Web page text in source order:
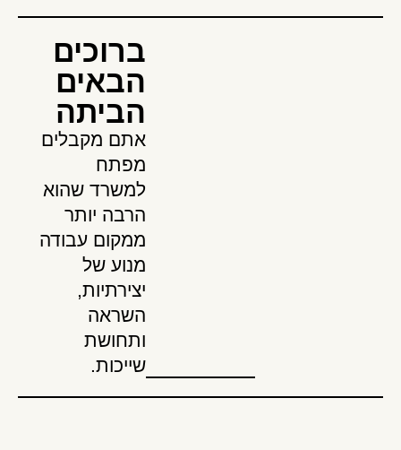
ברוכים
הבאים
הביתה
אתם מקבלים
מפתח
למשרד שהוא
הרבה יותר
ממקום עבודה
מנוע של
יצירתיות,
השראה
ותחושת
שייכות.